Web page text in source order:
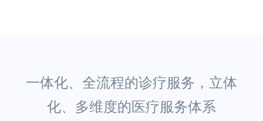
一体化、全流程的诊疗服务， 立体
化、多维度的医疗服务体系